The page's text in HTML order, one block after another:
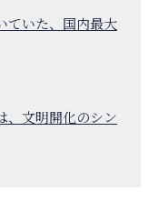
ていた、国内最大
、文明開化のシン